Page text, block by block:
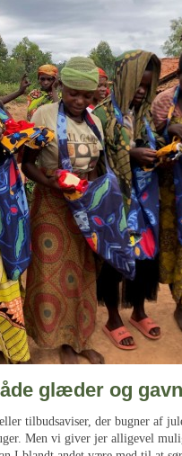
glæder og
tilbudsaviser, der bugner af
Men vi giver jer alligevel